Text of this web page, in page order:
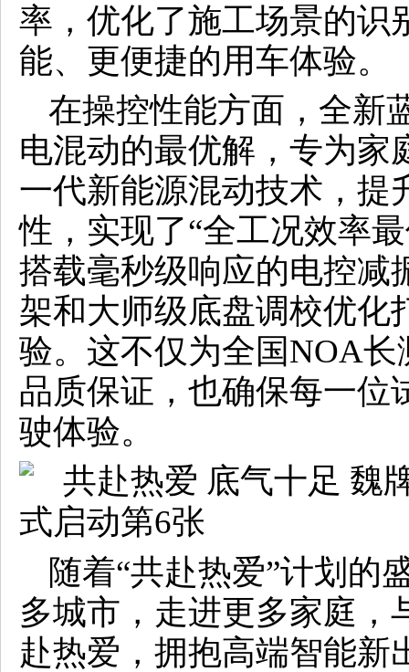
率，优化了施工场景的识
能、更便捷的用车体验。
在操控性能方面，全新
电混动的最优解，专为家
一代新能源混动技术，提
性，实现了“全工况效率
搭载毫秒级响应的电控减
架和大师级底盘调校优化
验。这不仅为全国NOA
品质保证，也确保每一位
驶体验。
随着“共赴热爱”计划的
多城市，走进更多家庭，
赴热爱，拥抱高端智能新